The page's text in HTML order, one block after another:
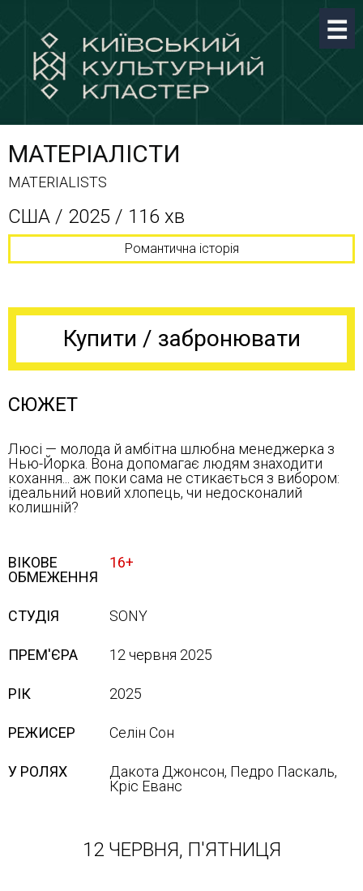
МАТЕРІАЛІСТИ
MATERIALISTS
США / 2025 / 116 хв
Романтична історія
Купити / забронювати
СЮЖЕТ
Люсі — молода й амбітна шлюбна менеджерка з
Нью-Йорка. Вона допомагає людям знаходити
кохання... аж поки сама не стикається з вибором:
ідеальний новий хлопець, чи недосконалий
колишній?
ВІКОВЕ
ОБМЕЖЕННЯ
16+
СТУДІЯ SONY
ПРЕМ'ЄРА 12 червня 2025
РІК 2025
РЕЖИСЕР Селін Сон
У РОЛЯХ
Дакота Джонсон, Педро Паскаль,
Кріс Еванс
12 ЧЕРВНЯ, П'ЯТНИЦЯ